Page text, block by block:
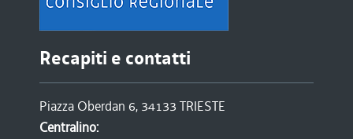
Recapiti e contatti
Piazza Oberdan 6, 34133 TRIESTE
Centralino: